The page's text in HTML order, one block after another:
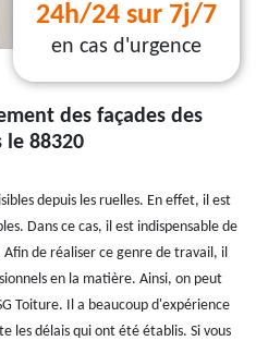
24h/24 sur 7j/7
en cas d'urgence
des façades des
le 88320
depuis les ruelles. En effet, il est
Dans ce cas, il est indispensable de
de réaliser ce genre de travail, il
en la matière. Ainsi, on peut
Toiture. Il a beaucoup d'expérience
les délais qui ont été établis. Si vous